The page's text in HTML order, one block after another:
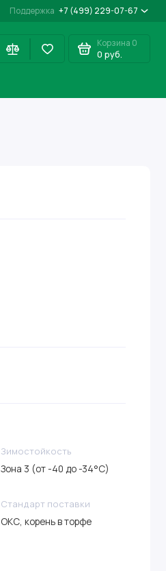
Поддержка +7 (499) 229-07-67
Корзина 0
0 руб.
Зимостойкость
Зона 3 (от -40 до -34°C)
Стандарт поставки
ОКС, корень в торфе